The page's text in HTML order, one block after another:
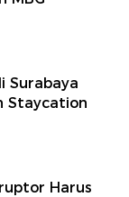
Surabaya
Staycation
Harus